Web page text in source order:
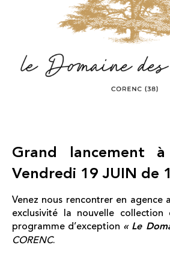
Grand lancement
Vendredi 19 JUIN de
Venez nous rencontrer en agence
exclusivité la nouvelle collection
programme d’exception « Le
CORENC.